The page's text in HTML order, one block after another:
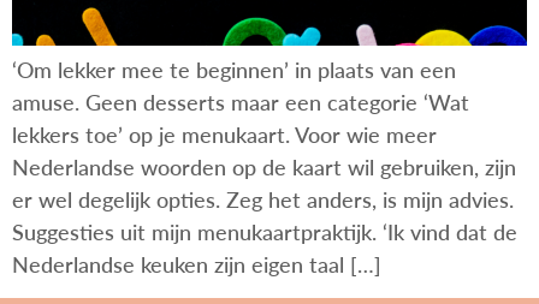
‘Om lekker mee te beginnen’ in plaats van een
amuse. Geen desserts maar een categorie ‘Wat
lekkers toe’ op je menukaart. Voor wie meer
Nederlandse woorden op de kaart wil gebruiken, zijn
er wel degelijk opties. Zeg het anders, is mijn advies.
Suggesties uit mijn menukaartpraktijk. ‘Ik vind dat de
Nederlandse keuken zijn eigen taal […]